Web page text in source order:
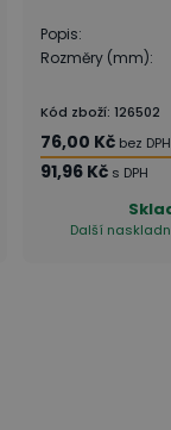
Popis:
Rozměry (mm):
Kód zboží: 126502
76,00 Kč bez DPH
91,96 Kč s DPH
Další